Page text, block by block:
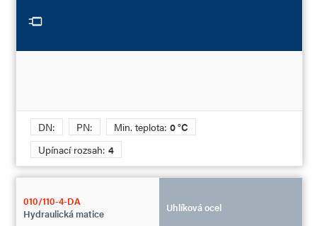
DN: PN: Min. teplota:0 °C
Upínací rozsah:4
010/110-4-DA
Hydraulická matice
Uhlíková ocel